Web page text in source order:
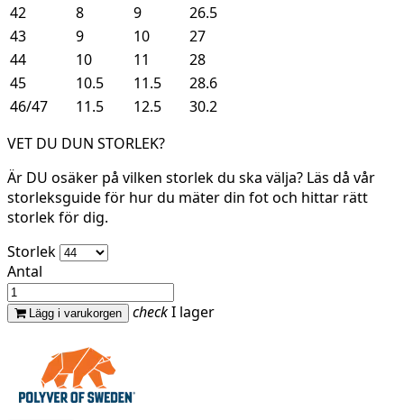
42
8 9
26.5
43
9 10
27
44
10 11
28
45
10.5 11.5
28.6
46/47
11.5 12.5
30.2
VET DU DUN STORLEK?
Är DU osäker på vilken storlek du ska välja? Läs då vår
storleksguide för hur du mäter din fot och hittar rätt
storlek för dig.
Storlek
Antal
Lägg i varukorgen checkI lager